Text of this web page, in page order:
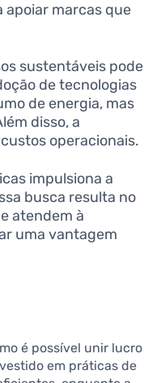
apoiar marcas que
sustentáveis pode
de tecnologias
de energia, mas
disso, a
operacionais.
impulsiona a
busca resulta no
atendem à
uma vantagem
é possível unir lucro
em práticas de